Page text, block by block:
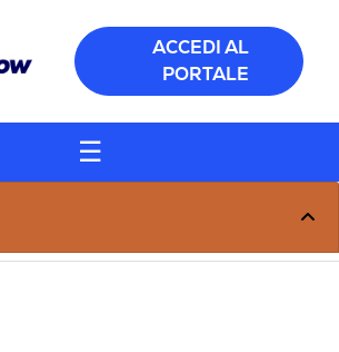
ACCEDI AL
PORTALE
☰